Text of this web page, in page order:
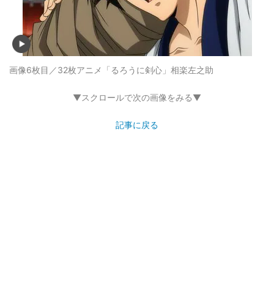
画像6枚目／32枚アニメ「るろうに剣心」相楽左之助
▼スクロールで次の画像をみる▼
記事に戻る